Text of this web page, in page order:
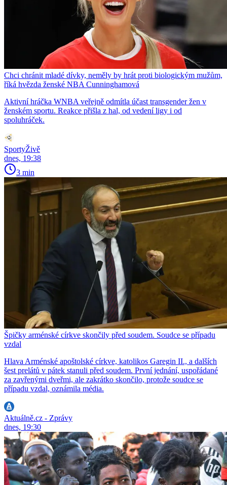
Chci chránit mladé dívky, neměly by hrát proti biologickým mužům,
říká hvězda ženské NBA Cunninghamová
Aktivní hráčka WNBA veřejně odmítla účast transgender žen v
ženském sportu. Reakce přišla z hal, od vedení ligy i od
spoluhráček.
SportyŽivě
dnes, 19:38
3 min
Špičky arménské církve skončily před soudem. Soudce se případu
vzdal
Hlava Arménské apoštolské církve, katolikos Garegin II., a dalších
šest prelátů v pátek stanuli před soudem. První jednání, uspořádané
za zavřenými dveřmi, ale zakrátko skončilo, protože soudce se
případu vzdal, oznámila média.
Aktuálně.cz - Zprávy
dnes, 19:30